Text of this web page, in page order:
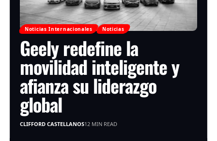
Noticias Internacionales Noticias
Geely redefine la
movilidad inteligente y
afianza su liderazgo
global
CLIFFORD CASTELLANOS12 MIN READ